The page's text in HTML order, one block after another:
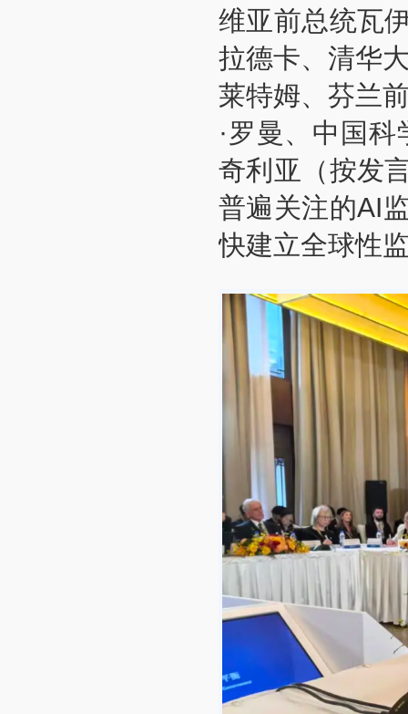
维亚前总统瓦
拉德卡、清华
莱特姆、芬兰
·罗曼、中国
奇利亚（按发
普遍关注的AI
快建立全球性